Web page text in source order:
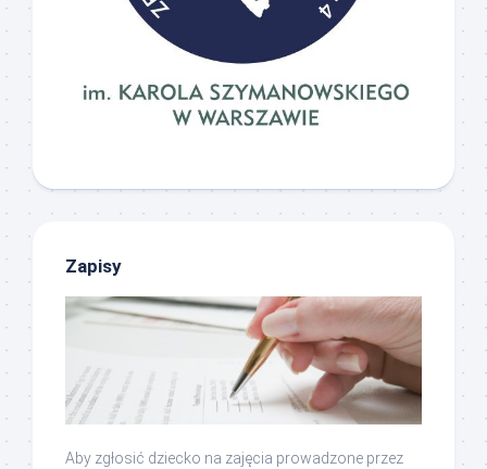
Zapisy
Aby zgłosić dziecko na zajęcia prowadzone przez